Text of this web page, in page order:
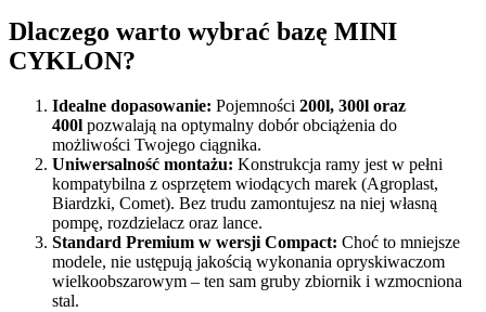
Dlaczego warto wybrać bazę MINI
CYKLON?
Idealne dopasowanie: Pojemności 200l, 300l oraz
400l pozwalają na optymalny dobór obciążenia do
możliwości Twojego ciągnika.
Uniwersalność montażu: Konstrukcja ramy jest w pełni
kompatybilna z osprzętem wiodących marek (Agroplast,
Biardzki, Comet). Bez trudu zamontujesz na niej własną
pompę, rozdzielacz oraz lance.
Standard Premium w wersji Compact: Choć to mniejsze
modele, nie ustępują jakością wykonania opryskiwaczom
wielkoobszarowym – ten sam gruby zbiornik i wzmocniona
stal.